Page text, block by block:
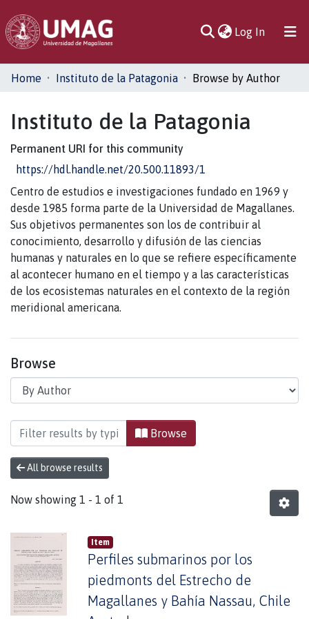
Log In(current)
Communities
All of DSpace
Home Instituto de la Patagonia Browse by Author
Instituto de la Patagonia
Permanent URI for this community
https://hdl.handle.net/20.500.11893/1
Centro de estudios e investigaciones fundado en 1969 y
desde 1985 forma parte de la Universidad de Magallanes.
Sus objetivos permanentes son los de contribuir al
conocimiento, desarrollo y difusión de las ciencias
humanas y naturales en lo que se refiere específicamente
al acontecer humano en el tiempo y a las características
de los ecosistemas naturales en el contexto de la región
meridional americana.
Browse
Browsing Instituto de la Patagonia by Author
Browse
All browse results
Now showing 1 - 1 of 1
Item
Perfiles submarinos por los
piedmonts del Estrecho de
Magallanes y Bahía Nassau, Chile